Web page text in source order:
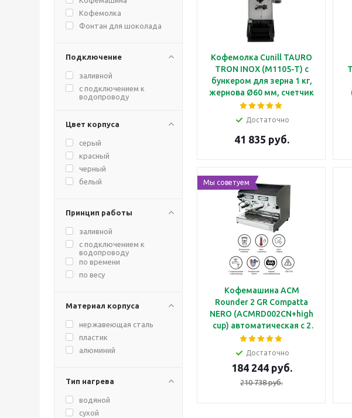
Кофемолка
Фонтан для шоколада
Подключение
заливной
с подключением к
водопроводу
Цвет корпуса
серый
красный
черный
белый
Принцип работы
заливной
с подключением к
водопроводу
по времени
по весу
Материал корпуса
нержавеющая сталь
пластик
алюминий
Тип нагрева
водяной
сухой
Кофемолка Cunill TAURO
TRON INOX (M1105-T) с
бункером для зерна 1 кг,
жернова Ø60 мм, счетчик
порций, с корпусом из
нержавеющей стали
Достаточно
41 835 руб.
Мы советуем
Кофемашина ACM
Rounder 2 GR Compatta
NERO (ACMRD002CN+high
cup) автоматическая с 2
группами под высокие
чашки
Достаточно
184 244 руб.
210 738 руб.